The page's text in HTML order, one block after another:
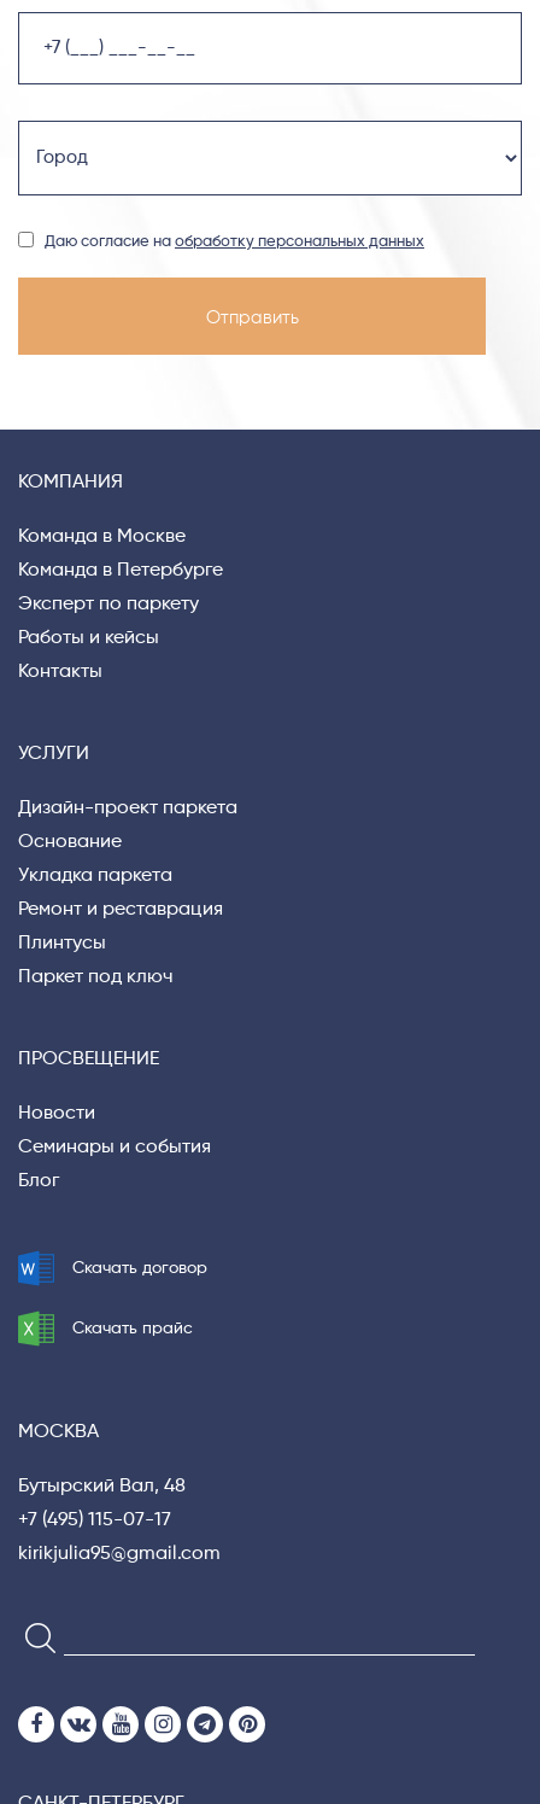
Даю согласие на обработку персональных данных
КОМПАНИЯ
Команда в Москве
Команда в Петербурге
Эксперт по паркету
Работы и кейсы
Контакты
УСЛУГИ
Дизайн-проект паркета
Основание
Укладка паркета
Ремонт и реставрация
Плинтусы
Паркет под ключ
ПРОСВЕЩЕНИЕ
Новости
Семинары и события
Блог
Скачать договор
Скачать прайс
МОСКВА
Бутырский Вал, 48
+7 (495) 115-07-17
kirikjulia95@gmail.com